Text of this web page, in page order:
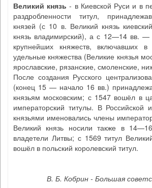
Великий князь - в Киевской Руси и в
раздробленности титул,
князей (с 10 в. Великий князь
князь владимирский), а с 12—14 вв. —
крупнейших княжеств, включавших в
удельные княжества (Великие князья
ярославские, рязанские, смоленские,
После создания Русского
(конец 15 — начало 16 вв.)
князьям московским; с 1547 вошёл в
императорский титулы. В Российской
князьями именовались члены
Великий князь носили также в
владетели Литвы; с 1569 титул
вошёл в польский королевский титул.
В. Б. Кобрин - Большая